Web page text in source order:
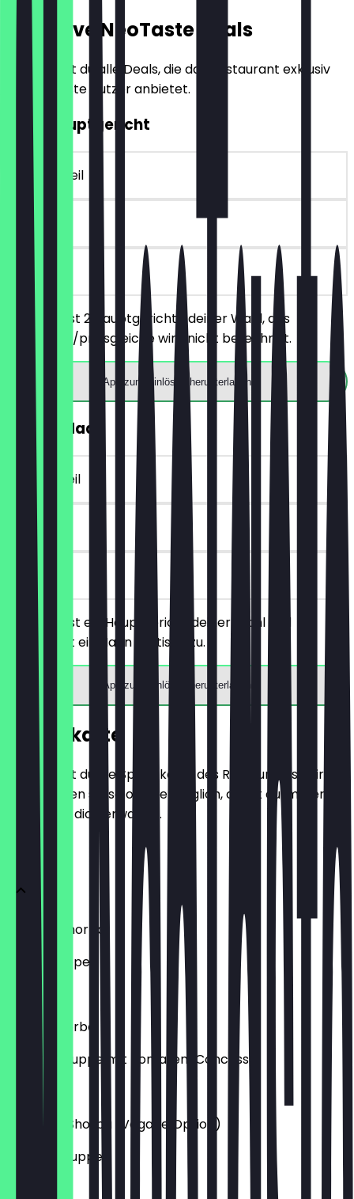
Exklusive NeoTaste Deals
Hier findest du alle Deals, die das Restaurant exklusiv
für NeoTaste Nutzer anbietet.
2für1 Hauptgericht
~12 € Vorteil
90 Tage
vor Ort
Du bestellst 2 Hauptgerichte deiner Wahl, das
günstigere/preisgleiche wird nicht berechnet.
App zum Einlösen herunterladen
GRATIS Naan
~6 € Vorteil
90 Tage
vor Ort
Du bestellst ein Hauptgericht deiner Wahl und
bekommst ein Naan gratis dazu.
App zum Einlösen herunterladen
Speisekarte
Hier findest du die Speisekarte des Restaurants. Wir
aktualisieren sie so oft wie möglich, damit du immer
weißt, was dich erwartet.
Suppen
Chicken Shorba
Hühnersuppe
6,90 €
Jhinga Shorba
Garnelensuppe mit Tomaten-Concasse
7,90 €
Tomatoe Shorba (Vegane Option)
Tomatensuppe